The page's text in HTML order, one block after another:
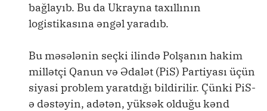
bağlayıb. Bu da Ukrayna taxıllının
logistikasına əngəl yaradıb.
Bu məsələnin seçki ilində Polşanın hakim
millətçi Qanun və Ədalət (PiS) Partiyası üçün
siyasi problem yaratdığı bildirilir. Çünki PiS-
ə dəstəyin, adətən, yüksək olduğu kənd